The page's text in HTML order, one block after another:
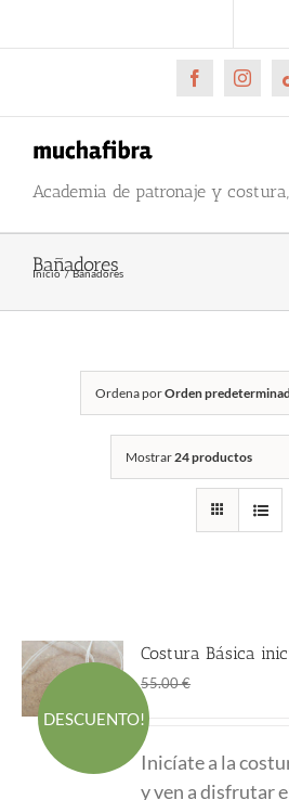
al
Facebook
Academia de patronaje y
Bañadores
Inicio Bañadores
Ordena porOrden
Mostrar24 productos
DESCUENTO!
Costura Básica
55.00€
era:
es:
Inicíate a la
y ven a disfrutar